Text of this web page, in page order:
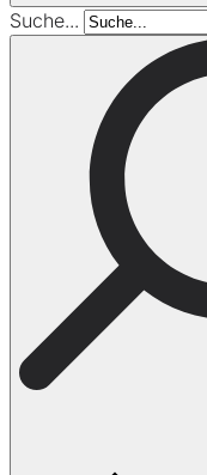
Suche...